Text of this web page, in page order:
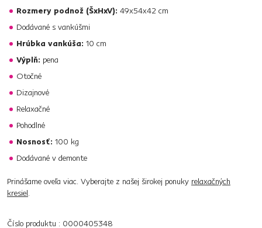
Rozmery podnož (ŠxHxV): 49x54x42 cm
Dodávané s vankúšmi
Hrúbka vankúša: 10 cm
Výplň: pena
Otočné
Dizajnové
Relaxačné
Pohodlné
Nosnosť: 100 kg
Dodávané v demonte
Prinášame oveľa viac. Vyberajte z našej širokej ponuky relaxačných
kresiel.
Číslo produktu : 0000405348